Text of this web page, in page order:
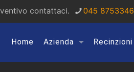
contattaci. 045 8753346
Home Azienda Recinzioni